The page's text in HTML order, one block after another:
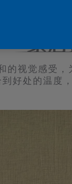
的视觉感受
好处的温度